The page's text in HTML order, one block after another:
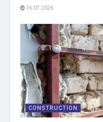
16.07.2026
CONSTRUCTION